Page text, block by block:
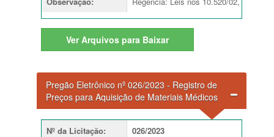
Ver Arquivos para Baixar
Pregão Eletrônico nº 026/2023 - Registro de
Preços para Aquisição de Materiais Médicos
Nº da Licitação:
026/2023